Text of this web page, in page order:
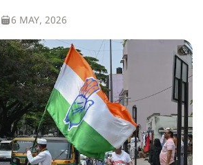
6 MAY, 2026